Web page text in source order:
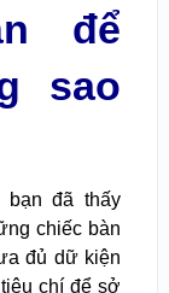
để
sao
bạn đã thấy
chiếc bàn
đủ dữ kiện
chí để sở